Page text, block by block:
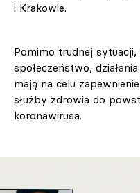
i Krakowie.
Pomimo trudnej sytuacji,
społeczeństwo,
mają na celu
służby zdrowia do
koronawirusa.